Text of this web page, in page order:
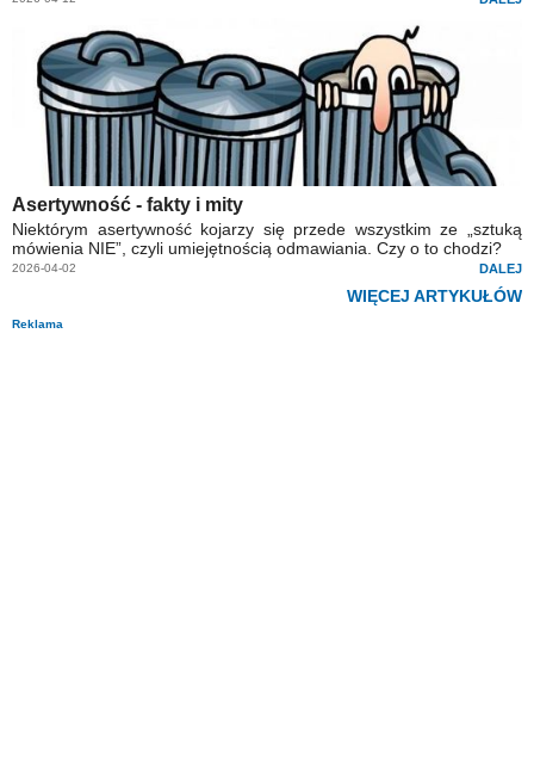
Asertywność - fakty i mity
Niektórym asertywność kojarzy się przede wszystkim ze „sztuką
mówienia NIE”, czyli umiejętnością odmawiania. Czy o to chodzi?
2026-04-02 DALEJ
WIĘCEJ ARTYKUŁÓW
Reklama